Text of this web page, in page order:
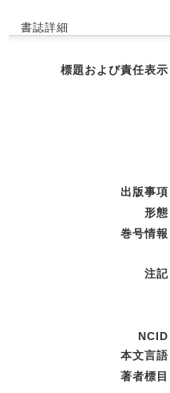
書誌詳細
標題および責任表示
出版事項
形態
巻号情報
注記
NCID
本文言語
著者標目